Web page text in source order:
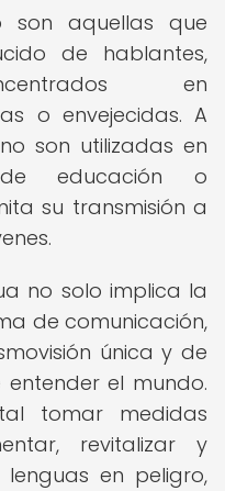
son aquellas que
de hablantes,
en
o envejecidas. A
son utilizadas en
educación o
su transmisión a
no solo implica la
de comunicación,
única y de
el mundo.
tomar medidas
revitalizar y
en peligro,